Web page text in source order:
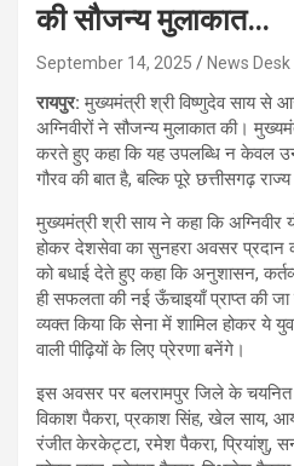
की सौजन्य मुलाकात…
September 14, 2025 News Desk
रायपुर:मुख्यमंत्री श्री विष्णुदेव साय से
अग्निवीरों ने सौजन्य मुलाकात की।
करते हुए कहा कि यह उपलब्धि न केवल
गौरव की बात है, बल्कि पूरे छत्तीसगढ़
मुख्यमंत्री श्री साय ने कहा कि
होकर देशसेवा का सुनहरा अवसर प्रदान
को बधाई देते हुए कहा कि अनुशासन,
ही सफलता की नई ऊँचाइयाँ प्राप्त की
व्यक्त किया कि सेना में शामिल होकर ये
वाली पीढ़ियों के लिए प्रेरणा बनेंगे।
इस अवसर पर बलरामपुर जिले के चयनित
विकाश पैकरा, प्रकाश सिंह, खेल साय,
रंजीत केरकेट्टा, रमेश पैकरा, प्रियांशु,